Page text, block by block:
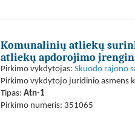
Komunalinių atliekų
atliekų apdorojimo
Pirkimo vykdytojas: Skuodo rajono
Pirkimo vykdytojo juridinio asmens
Tipas: Atn-1
Pirkimo numeris: 351065